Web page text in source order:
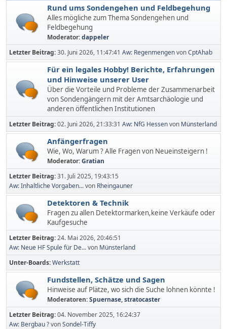
Rund ums Sondengehen und Feldbegehung
Alles mögliche zum Thema Sondengehen und
Feldbegehung
Moderator:dappeler
Letzter Beitrag:30. Juni 2026, 11:47:41 Aw: RegenmengenvonCptAhab
Für ein legales Hobby! Berichte, Erfahrungen
und Hinweise unserer User
Über die Vorteile und Probleme der Zusammenarbeit
von Sondengängern mit der Amtsarchäologie und
anderen öffentlichen Institutionen
Letzter Beitrag:02. Juni 2026, 21:33:31 Aw: NfG Hessenvon Münsterland
Anfängerfragen
Wie, Wo, Warum ? Alle Fragen von Neueinsteigern !
Moderator:Gratian
Letzter Beitrag:31. Juli 2025, 19:43:15
Aw: Inhaltliche Vorgaben...von Rheingauner
Detektoren & Technik
Fragen zu allen Detektormarken,keine Verkäufe oder
Kaufgesuche
Letzter Beitrag:24. Mai 2026, 20:46:51
Aw: Neue HF Spule für De...von Münsterland
Unter-Boards Werkstatt
Fundstellen, Schätze und Sagen
Hinweise auf Plätze, wo sich die Suche lohnen könnte !
Moderatoren:Spuernase,stratocaster
Letzter Beitrag:04. November 2025, 16:24:37
Aw: Bergbau ?vonSondel-Tiffy